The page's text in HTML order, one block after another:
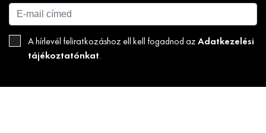
A hírlevél feliratkozáshoz ell kell fogadnod az Adatkezelési
tájékoztatónkat.